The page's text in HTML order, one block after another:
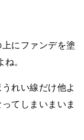
にファンデを塗
。
れい線だけ他よ
てしまいまいま